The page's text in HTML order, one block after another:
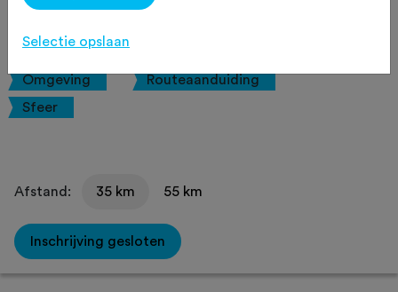
Omgeving
Routeaanduiding
Sfeer
Afstand: 35 km 55 km
Inschrijving gesloten
Selectie opslaan